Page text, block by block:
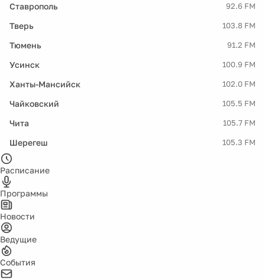
Ставрополь 92.6 FM
Тверь 103.8 FM
Тюмень 91.2 FM
Усинск 100.9 FM
Ханты-Мансийск 102.0 FM
Чайковский 105.5 FM
Чита 105.7 FM
Шерегеш 105.3 FM
Расписание
Программы
Новости
Ведущие
События